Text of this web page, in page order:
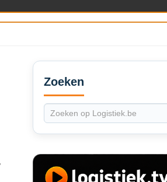
Secondary
Sidebar
Zoeken